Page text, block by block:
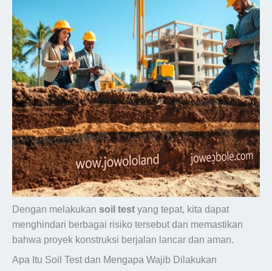
Dengan melakukan soil test yang tepat, kita dapat
menghindari berbagai risiko tersebut dan memastikan
bahwa proyek konstruksi berjalan lancar dan aman.
Apa Itu Soil Test dan Mengapa Wajib Dilakukan